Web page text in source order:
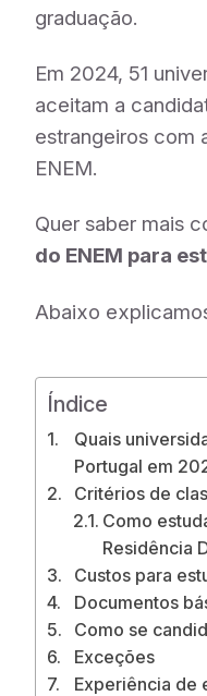
graduação.
Em 2024, 51
aceitam a
estrangeiros com
ENEM.
Quer saber mais
do ENEM para
Abaixo
Índice
Quais
Portugal em
Critérios de
Como
Residência
Custos para
Documentos
Como se
Exceções
Experiência de